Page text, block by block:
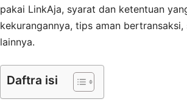
pakai LinkAja, syarat dan ketentuan
kekurangannya, tips aman
lainnya.
Daftra isi